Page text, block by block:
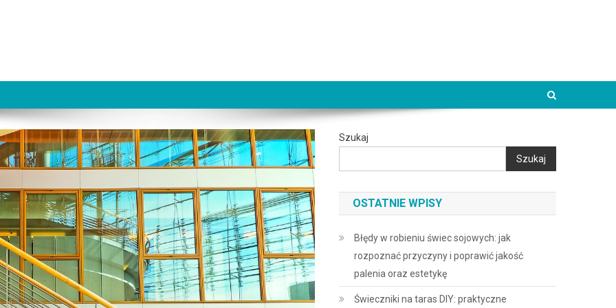
Szukaj
Szukaj
OSTATNIE WPISY
Błędy w robieniu świec sojowych: jak
rozpoznać przyczyny i poprawić jakość
palenia oraz estetykę
Świeczniki na taras DIY: praktyczne